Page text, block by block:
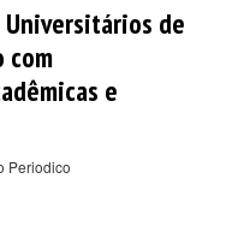
de
com
e
Periodico